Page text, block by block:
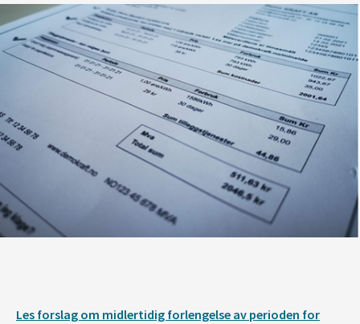
Les forslag om midlertidig forlengelse av perioden for